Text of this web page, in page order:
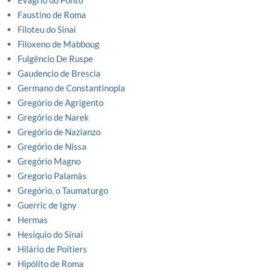
Faustino de Roma
Filoteu do Sinai
Filoxeno de Mabboug
Fulgêncio De Ruspe
Gaudencio de Brescia
Germano de Constantinopla
Gregório de Agrigento
Gregório de Narek
Gregório de Nazianzo
Gregório de Nissa
Gregório Magno
Gregorio Palamàs
Gregório, o Taumaturgo
Guerric de Igny
Hermas
Hesiquio do Sinai
Hilário de Poitiers
Hipólito de Roma